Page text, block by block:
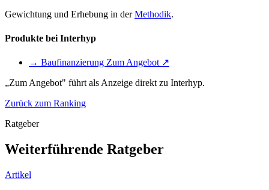
Gewichtung und Erhebung in derMethodik.
Produkte bei Interhyp
→ Baufinanzierung Zum Angebot ↗
„Zum Angebot" führt als Anzeige direkt zu Interhyp.
Zurück zum Ranking
Ratgeber
Weiterführende Ratgeber
Artikel